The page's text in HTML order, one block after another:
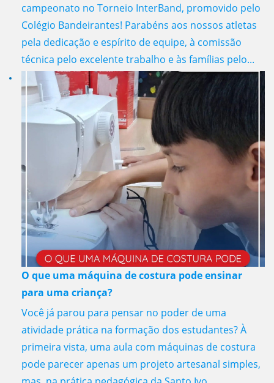
campeonato no Torneio InterBand, promovido pelo
Colégio Bandeirantes! Parabéns aos nossos atletas
pela dedicação e espírito de equipe, à comissão
técnica pelo excelente trabalho e às famílias pelo...
O que uma máquina de costura pode ensinar
para uma criança?
Você já parou para pensar no poder de uma
atividade prática na formação dos estudantes? À
primeira vista, uma aula com máquinas de costura
pode parecer apenas um projeto artesanal simples,